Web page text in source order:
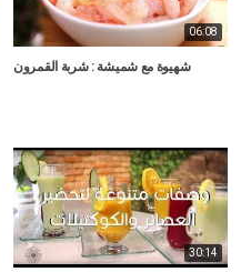
06:08
شهيوة مع شميشة : شربة القمرون
30:14